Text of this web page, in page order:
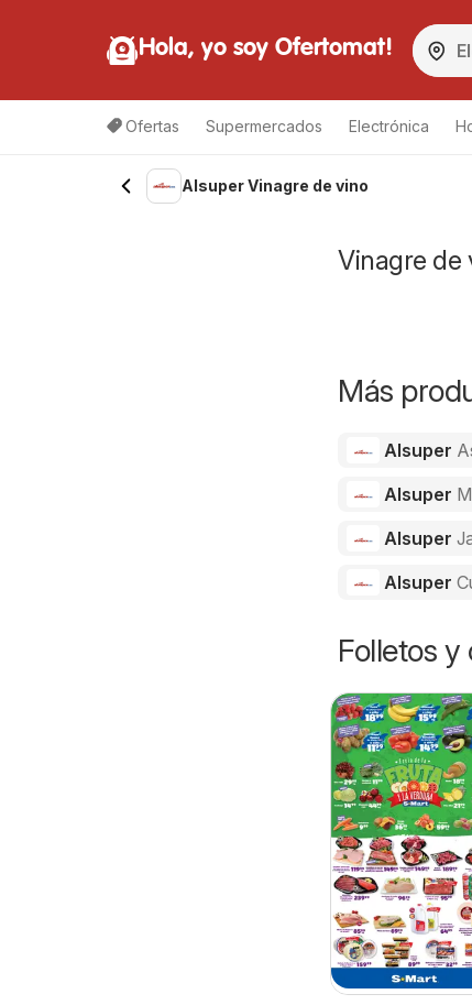
Hola, yo soy Ofertomat!
Ofertas Supermercados Electrónica
Alsuper Vinagre de vino
Vinagre de
Más
Alsuper
Alsuper
Alsuper
Alsuper
Folletos